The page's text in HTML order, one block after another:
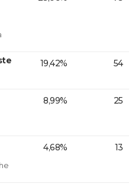
19,42% 54
8,99% 25
4,68% 13